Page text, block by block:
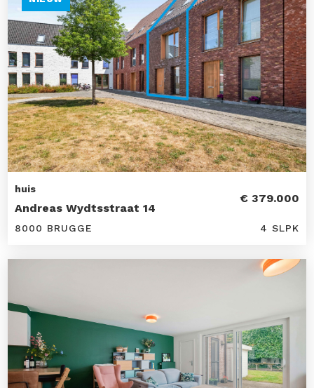
huis
Andreas Wydtsstraat 14
€ 379.000
8000 BRUGGE 4 SLPK